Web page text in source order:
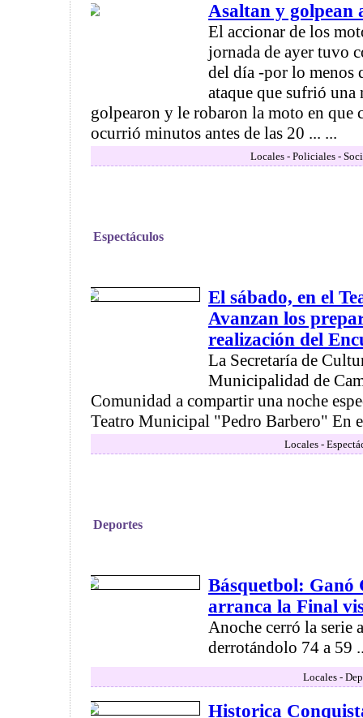
Asaltan y golpean
El accionar de los
jornada de ayer tuvo
del día -por lo menos
ataque que sufrió una
golpearon y le robaron la moto en que
ocurrió minutos antes de las 20 ... ...
Locales - Policiales -
Espectáculos
El sábado, en el
Avanzan los
realización del
La Secretaría de
Municipalidad de
Comunidad a compartir una noche
Teatro Municipal "Pedro Barbero" En
Locales -
Deportes
Básquetbol: Ganó
arranca la Final
Anoche cerró la serie
derrotándolo 74 a 59
Locales -
Historica